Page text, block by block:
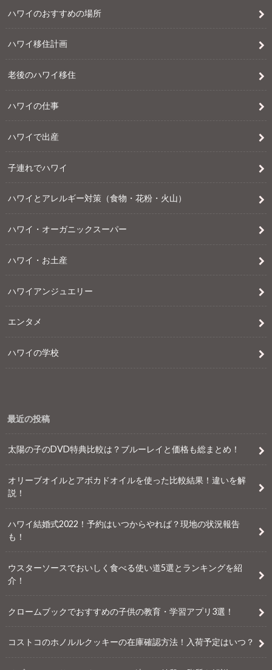
ハワイのおすすめの場所
ハワイ移住計画
老後のハワイ移住
ハワイの仕事
ハワイで出産
子連れでハワイ
ハワイとアレルギー対策（食物・花粉・火山）
ハワイ・オーガニックスーパー
ハワイ・お土産
ハワイアンジュエリー
エンタメ
ハワイの学校
最近の投稿
太陽の子のDVD特典比較は？ブルーレイと価格も総まとめ！
オリーブオイルとアボカドオイルを使った比較結果！違いを解
説！
ハワイ結婚式2022！予約はいつからやれば？現地の状況報告
も！
ウスターソースでおいしく食べる使い道5選とランキングを紹
介！
クロームブックでおすすめの子供の教育・学習アプリ3選！
コストコのホノルルクッキーの在庫確認方法！入荷予定はいつ？